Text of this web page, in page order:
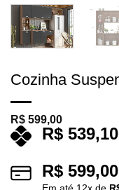
Cozinha
R$ 599,00
R$ 539,10
R$ 599,00
Em até 12x de